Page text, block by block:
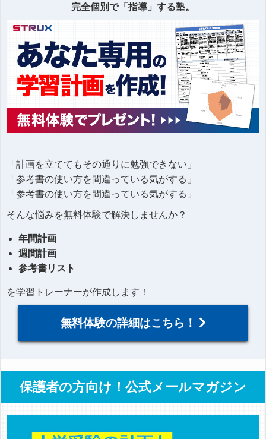
完全個別で「指導」する塾。
「計画を立ててもその通りに勉強できない」
「参考書の使い方を間違っている気がする」
「参考書の使い方を間違っている気がする」
そんな悩みを無料体験で解決しませんか？
年間計画
週間計画
参考書リスト
を学習トレーナーが作成します！
無料体験の詳細はこちら！
保護者の方向け！公式メールマガジン